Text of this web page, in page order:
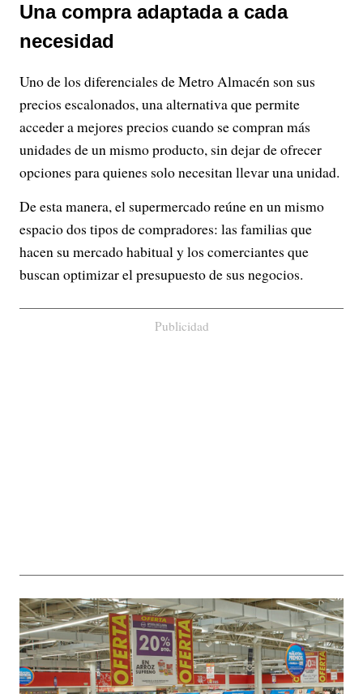
Una compra adaptada a cada
necesidad
Uno de los diferenciales de Metro Almacén son sus
precios escalonados, una alternativa que permite
acceder a mejores precios cuando se compran más
unidades de un mismo producto, sin dejar de ofrecer
opciones para quienes solo necesitan llevar una unidad.
De esta manera, el supermercado reúne en un mismo
espacio dos tipos de compradores: las familias que
hacen su mercado habitual y los comerciantes que
buscan optimizar el presupuesto de sus negocios.
Publicidad